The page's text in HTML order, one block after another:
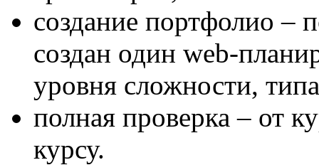
создание портфолио –
создан один web-
уровня сложности,
полная проверка – от
курсу.